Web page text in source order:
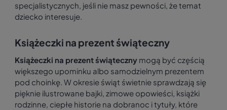
specjalistycznych, jeśli nie masz pewności, że temat
dziecko interesuje.
Książeczki na prezent świąteczny
Książeczki na prezent świąteczny mogą być częścią
większego upominku albo samodzielnym prezentem
pod choinkę. W okresie świąt świetnie sprawdzają się
pięknie ilustrowane bajki, zimowe opowieści, książki
rodzinne, ciepłe historie na dobranoc i tytuły, które